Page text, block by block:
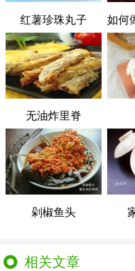
红薯珍珠丸子
无油炸里脊
剁椒鱼头
相关文章